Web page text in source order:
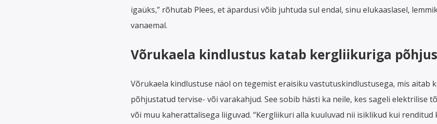
igaüks,” rõhutab Plees, et äpardusi võib juhtuda sul endal, sinu elukaaslasel,
vanaemal.
Võrukaela kindlustus katab kergliikuriga
Võrukaela kindlustuse näol on tegemist eraisiku vastutuskindlustusega, mis aitab
põhjustatud tervise- või varakahjud. See sobib hästi ka neile, kes sageli elektrilise
või muu kaherattalisega liiguvad. “Kergliikuri alla kuuluvad nii isiklikud kui renditud